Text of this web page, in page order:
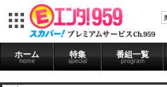
ホーム
home
特集
special
番組一覧
program